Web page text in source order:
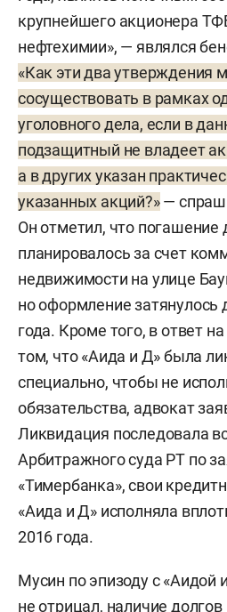
крупнейшего акционера
нефтехимии», — являлся
«Как эти два утверждения
сосуществовать в рамках
уголовного дела, если в
подзащитный не владеет
а в других указан
указанных акций?»—
Он отметил, что погашение
планировалось за счет
недвижимости на улице
но оформление затянулось
года. Кроме того, в ответ
том, что «Аида и Д» была
специально, чтобы не
обязательства, адвокат
Ликвидация последовала
Арбитражного суда РТ по
«Тимербанка», свои
«Аида и Д» исполняла
2016 года.
Мусин по эпизоду с «Аидой
не отрицал, наличие